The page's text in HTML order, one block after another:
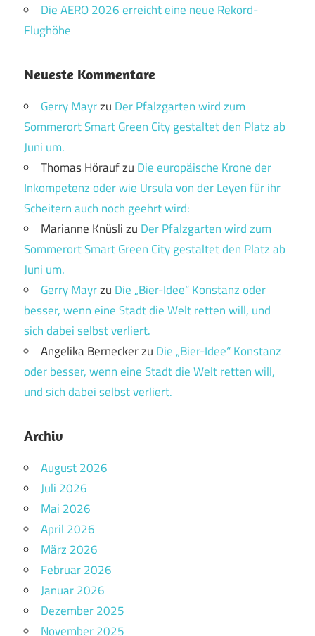
Die AERO 2026 erreicht eine neue Rekord-
Flughöhe
Neueste Kommentare
Gerry Mayrzu Der Pfalzgarten wird zum
Sommerort Smart Green City gestaltet den Platz ab
Juni um.
Thomas Höraufzu Die europäische Krone der
Inkompetenz oder wie Ursula von der Leyen für ihr
Scheitern auch noch geehrt wird:
Marianne Knüslizu Der Pfalzgarten wird zum
Sommerort Smart Green City gestaltet den Platz ab
Juni um.
Gerry Mayrzu Die „Bier-Idee“ Konstanz oder
besser, wenn eine Stadt die Welt retten will, und
sich dabei selbst verliert.
Angelika Berneckerzu Die „Bier-Idee“ Konstanz
oder besser, wenn eine Stadt die Welt retten will,
und sich dabei selbst verliert.
Archiv
August 2026
Juli 2026
Mai 2026
April 2026
März 2026
Februar 2026
Januar 2026
Dezember 2025
November 2025